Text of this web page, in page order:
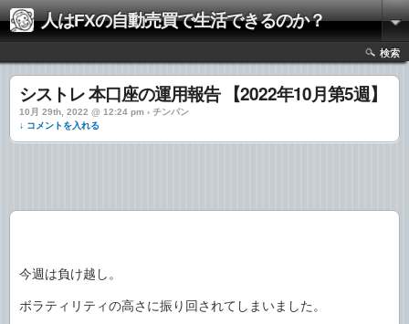
人はFXの自動売買で生活できるのか？
検索
シストレ 本口座の運用報告 【2022年10月第5週】
10月 29th, 2022 @ 12:24 pm › チンパン
↓ コメントを入れる
今週は負け越し。
ボラティリティの高さに振り回されてしまいました。